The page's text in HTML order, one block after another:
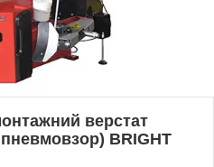
верстат
BRIGHT